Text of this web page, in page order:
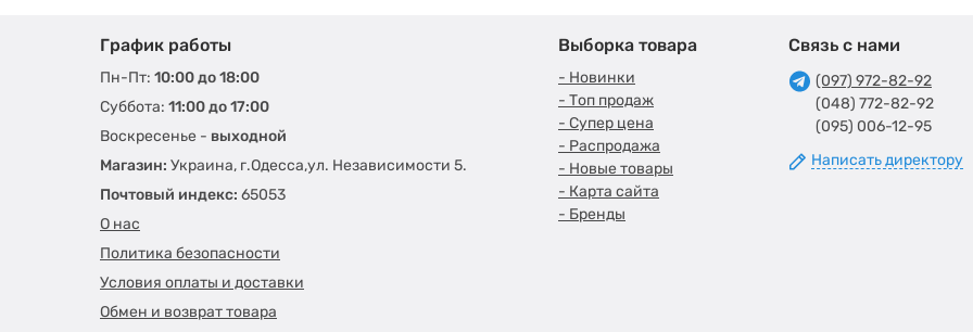
График работы
Пн-Пт: 10:00 до 18:00
Суббота: 11:00 до 17:00
Воскресенье - выходной
Магазин: Украина, г.Одесса,ул. Независимости 5.
Почтовый индекс: 65053
О нас
Политика безопасности
Условия оплаты и доставки
Обмен и возврат товара
Выборка товара
- Новинки
- Топ продаж
- Супер цена
- Распродажа
- Новые товары
- Карта сайта
- Бренды
Связь с нами
(097) 972-82-92
(048) 772-82-92
(095) 006-12-95
Написать директору